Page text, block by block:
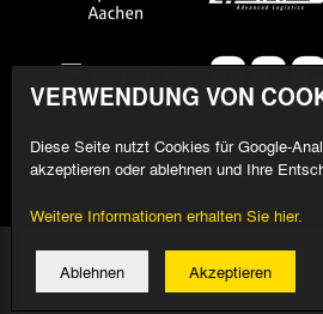
© 2026 Alemannia Aachen - Alle
Impressum/
VERWENDUNG VON
Diese Seite nutzt Cookies für Google-
akzeptieren oder ablehnen und Ihre
Weitere Informationen erhalten Sie hier.
Ablehnen Akzeptieren